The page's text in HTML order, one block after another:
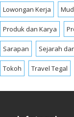
Lowongan Kerja
Produk dan Karya
Sarapan Sejarah
Tokoh Travel Tegal